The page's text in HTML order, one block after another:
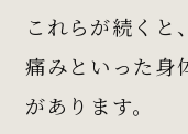
これらが続くと
痛みといった身
があります。